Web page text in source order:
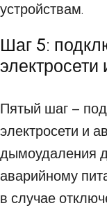
устройствам.
Шаг 5:
Пятый шаг –
электросети и
дымоудаления
аварийному
в случае